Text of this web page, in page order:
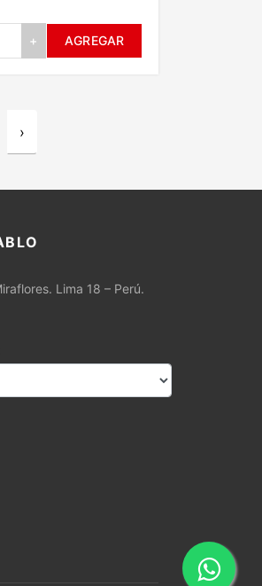
+ AGREGAR
›
Lima 18 – Perú.